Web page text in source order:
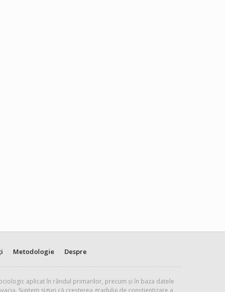
Metodologie Despre
aplicat în rândul primarilor, precum și în baza datele
Suntem siguri că creșterea gradului de conștientizare a